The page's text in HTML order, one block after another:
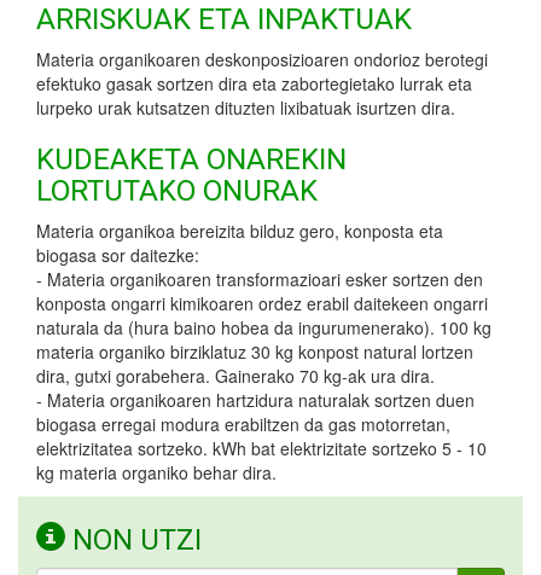
ARRISKUAK ETA INPAKTUAK
Materia organikoaren deskonposizioaren ondorioz berotegi
efektuko gasak sortzen dira eta zabortegietako lurrak eta
lurpeko urak kutsatzen dituzten lixibatuak isurtzen dira.
KUDEAKETA ONAREKIN
LORTUTAKO ONURAK
Materia organikoa bereizita bilduz gero, konposta eta
biogasa sor daitezke:
- Materia organikoaren transformazioari esker sortzen den
konposta ongarri kimikoaren ordez erabil daitekeen ongarri
naturala da (hura baino hobea da ingurumenerako). 100 kg
materia organiko birziklatuz 30 kg konpost natural lortzen
dira, gutxi gorabehera. Gainerako 70 kg-ak ura dira.
- Materia organikoaren hartzidura naturalak sortzen duen
biogasa erregai modura erabiltzen da gas motorretan,
elektrizitatea sortzeko. kWh bat elektrizitate sortzeko 5 - 10
kg materia organiko behar dira.
NON UTZI